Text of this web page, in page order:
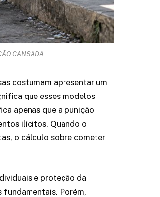
CANSADA
costumam apresentar um
que esses modelos
apenas que a punição
ilícitos. Quando o
o cálculo sobre cometer
e proteção da
fundamentais. Porém,